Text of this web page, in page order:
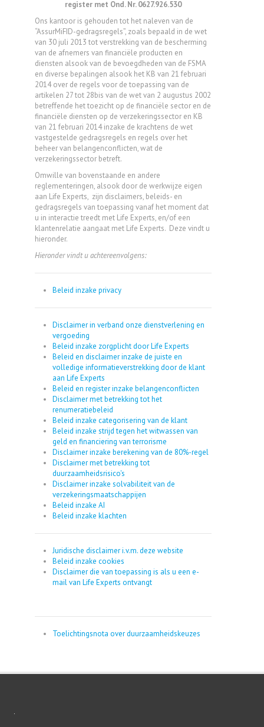
register met Ond. Nr. 0627.926.530
Ons kantoor is gehouden tot het naleven van de
“AssurMiFID-gedragsregels”, zoals bepaald in de wet
van 30 juli 2013 tot verstrekking van de bescherming
van de afnemers van financiële producten en
diensten alsook van de bevoegdheden van de FSMA
en diverse bepalingen alsook het KB van 21 februari
2014 over de regels voor de toepassing van de
artikelen 27 tot 28bis van de wet van 2 augustus 2002
betreffende het toezicht op de financiële sector en de
financiële diensten op de verzekeringssector en KB
van 21 februari 2014 inzake de krachtens de wet
vastgestelde gedragsregels en regels over het
beheer van belangenconflicten, wat de
verzekeringssector betreft.
Omwille van bovenstaande en andere
reglementeringen, alsook door de werkwijze eigen
aan Life Experts, zijn disclaimers, beleids- en
gedragsregels van toepassing vanaf het moment dat
u in interactie treedt met Life Experts, en/of een
klantenrelatie aangaat met Life Experts. Deze vindt u
hieronder.
Hieronder vindt u achtereenvolgens:
Beleid inzake privacy
Disclaimer in verband onze dienstverlening en
vergoeding
Beleid inzake zorgplicht door Life Experts
Beleid en disclaimer inzake de juiste en
volledige informatieverstrekking door de klant
aan Life Experts
Beleid en register inzake belangenconflicten
Disclaimer met betrekking tot het
renumeratiebeleid
Beleid inzake categorisering van de klant
Beleid inzake strijd tegen het witwassen van
geld en financiering van terrorisme
Disclaimer inzake berekening van de 80%-regel
Disclaimer met betrekking tot
duurzaamheidsrisico's
Disclaimer inzake solvabiliteit van de
verzekeringsmaatschappijen
Beleid inzake AI
Beleid inzake klachten
Juridische disclaimer i.v.m. deze website
Beleid inzake cookies
Disclaimer die van toepassing is als u een e-
mail van Life Experts ontvangt
Toelichtingsnota over duurzaamheidskeuzes